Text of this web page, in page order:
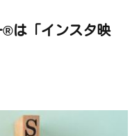
は「インスタ映